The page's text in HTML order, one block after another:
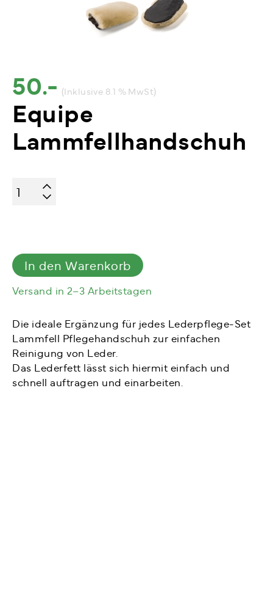
50.- (Inklusive 8.1 % MwSt)
Equipe
Lammfellhandschuh
Equipe
Lammfellhandschuh
In den Warenkorb
Versand in 2–3 Arbeitstagen
Die ideale Ergänzung für jedes Lederpflege-Set
Lammfell Pflegehandschuh zur einfachen
Reinigung von Leder.
Das Lederfett lässt sich hiermit einfach und
schnell auftragen und einarbeiten.